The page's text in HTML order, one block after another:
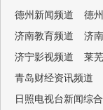
德州新闻频道
德
济南教育频道
济
济宁影视频道
莱
青岛财经资讯频道
日照电视台新闻综